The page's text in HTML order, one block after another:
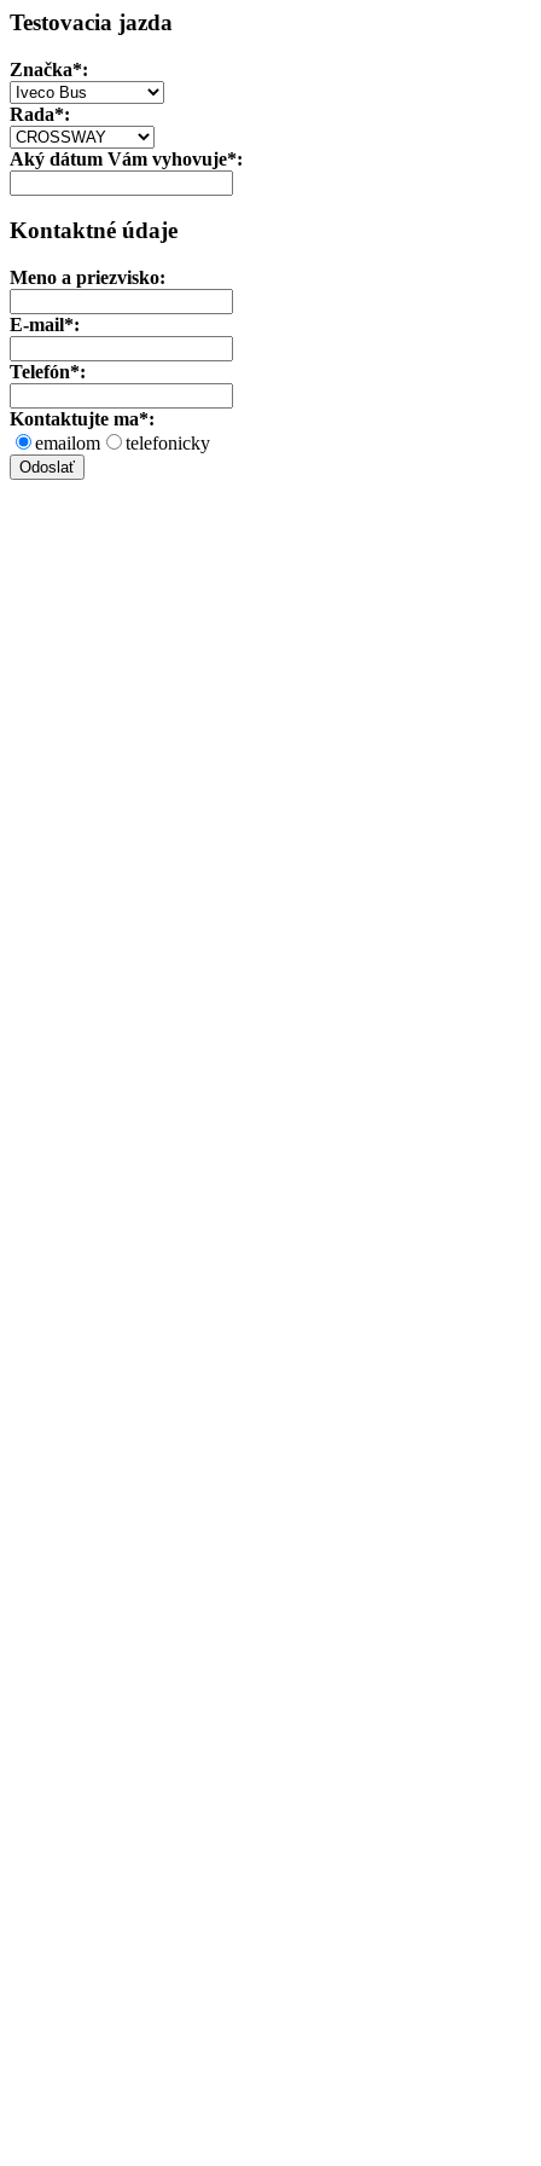
Testovacia jazda
Značka*:
Rada*:
Aký dátum Vám vyhovuje*:
Kontaktné údaje
Meno a priezvisko:
E-mail*:
Telefón*:
Kontaktujte ma*:
emailom
telefonicky